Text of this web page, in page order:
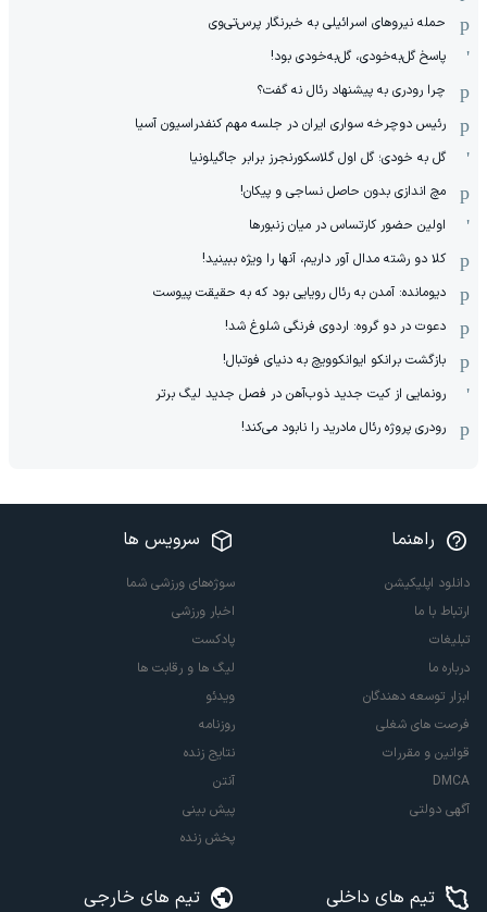
حمله نیروهای اسرائیلی به خبرنگار پرس‌تی‌وی
پاسخ گل‌به‌خودی، گل‌به‌خودی بود!
چرا رودری به پیشنهاد رئال نه گفت؟
رئیس دوچرخه سواری ایران در جلسه مهم کنفدراسیون آسیا
گل به خودی؛ گل اول گلاسکورنجرز برابر جاگیلونیا
مچ اندازی بدون حاصل نساجی و پیکان!
اولین حضور کارتساس در میان زنبورها
کلا دو‌ رشته مدال آور داریم، آنها را ویژه ببینید!
دیومانده: آمدن به رئال رویایی بود که به حقیقت پیوست
دعوت در دو گروه: اردوی فرنگی شلوغ شد!
بازگشت برانکو ایوانکوویچ به دنیای فوتبال!
رونمایی از کیت جدید ذوب‌آهن در فصل جدید لیگ برتر
رودری پروژه رئال مادرید را نابود می‌کند!
راهنما
دانلود اپلیکیشن
ارتباط با ما
تبلیغات
درباره ما
ابزار توسعه دهندگان
فرصت های شغلی
قوانین و مقررات
DMCA
آگهی دولتی
سرویس ها
سوژه‌های ورزشی شما
اخبار ورزشی
پادکست
لیگ ها و رقابت ها
ویدئو
روزنامه
نتایج زنده
آنتن
پیش بینی
پخش زنده
تیم های داخلی تیم های خارجی